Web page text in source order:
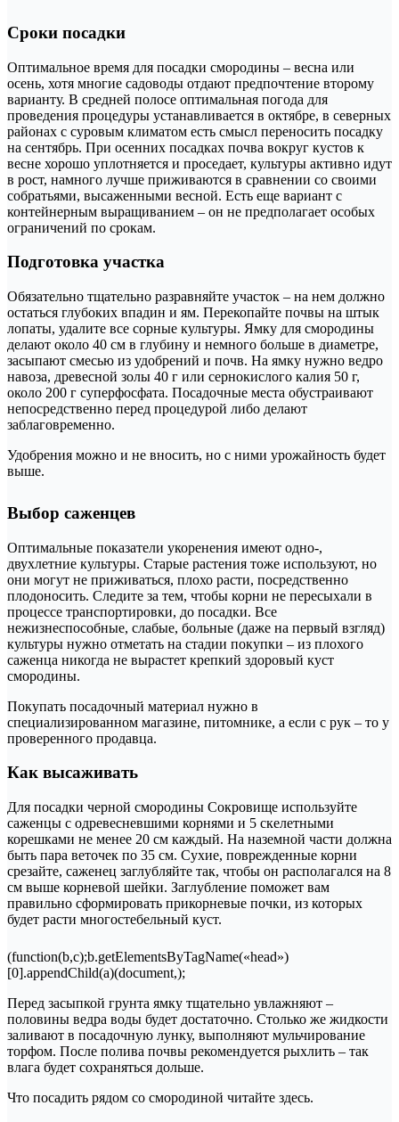
Сроки посадки
Оптимальное время для посадки смородины – весна или
осень, хотя многие садоводы отдают предпочтение второму
варианту. В средней полосе оптимальная погода для
проведения процедуры устанавливается в октябре, в северных
районах с суровым климатом есть смысл переносить посадку
на сентябрь. При осенних посадках почва вокруг кустов к
весне хорошо уплотняется и проседает, культуры активно идут
в рост, намного лучше приживаются в сравнении со своими
собратьями, высаженными весной. Есть еще вариант с
контейнерным выращиванием – он не предполагает особых
ограничений по срокам.
Подготовка участка
Обязательно тщательно разравняйте участок – на нем должно
остаться глубоких впадин и ям. Перекопайте почвы на штык
лопаты, удалите все сорные культуры. Ямку для смородины
делают около 40 см в глубину и немного больше в диаметре,
засыпают смесью из удобрений и почв. На ямку нужно ведро
навоза, древесной золы 40 г или сернокислого калия 50 г,
около 200 г суперфосфата. Посадочные места обустраивают
непосредственно перед процедурой либо делают
заблаговременно.
Удобрения можно и не вносить, но с ними урожайность будет
выше.
Выбор саженцев
Оптимальные показатели укоренения имеют одно-,
двухлетние культуры. Старые растения тоже используют, но
они могут не приживаться, плохо расти, посредственно
плодоносить. Следите за тем, чтобы корни не пересыхали в
процессе транспортировки, до посадки. Все
нежизнеспособные, слабые, больные (даже на первый взгляд)
культуры нужно отметать на стадии покупки – из плохого
саженца никогда не вырастет крепкий здоровый куст
смородины.
Покупать посадочный материал нужно в
специализированном магазине, питомнике, а если с рук – то у
проверенного продавца.
Как высаживать
Для посадки черной смородины Сокровище используйте
саженцы с одревесневшими корнями и 5 скелетными
корешками не менее 20 см каждый. На наземной части должна
быть пара веточек по 35 см. Сухие, поврежденные корни
срезайте, саженец заглубляйте так, чтобы он располагался на 8
см выше корневой шейки. Заглубление поможет вам
правильно сформировать прикорневые почки, из которых
будет расти многостебельный куст.
(function(b,c);b.getElementsByTagName(«head»)
[0].appendChild(a)(document,);
Перед засыпкой грунта ямку тщательно увлажняют –
половины ведра воды будет достаточно. Столько же жидкости
заливают в посадочную лунку, выполняют мульчирование
торфом. После полива почвы рекомендуется рыхлить – так
влага будет сохраняться дольше.
Что посадить рядом со смородиной читайте здесь.